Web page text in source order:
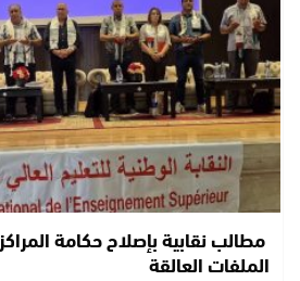
مطالب نقابية بإصلاح حكامة
الملفات العالقة